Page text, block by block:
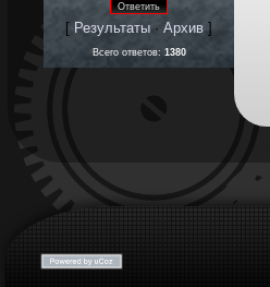
[ Результаты · Архив ]
Всего ответов: 1380